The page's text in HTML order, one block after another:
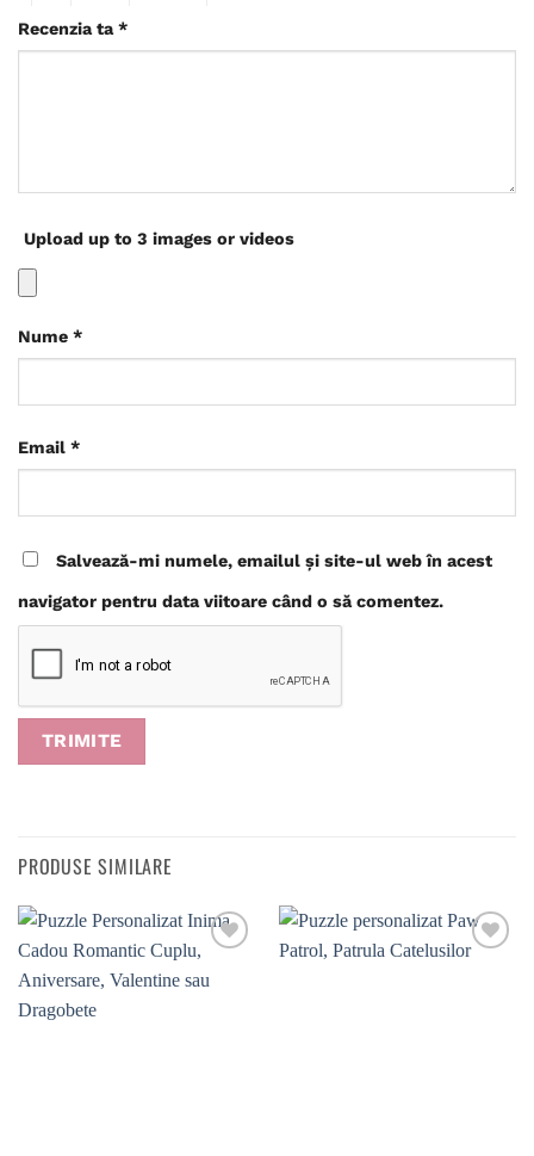
Recenzia ta*
Upload up to 3 images or videos
Nume *
Email *
Salvează-mi numele, emailul și site-ul web în acest
navigator pentru data viitoare când o să comentez.
PRODUSE SIMILARE